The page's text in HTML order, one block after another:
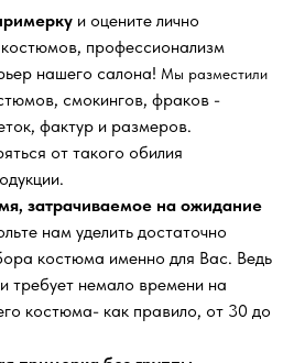
и оцените лично
профессионализм
нашего салона! Мы разместили
смокингов, фраков -
фактур и размеров.
от такого обилия
затрачиваемое на ожидание
нам уделить достаточно
костюма именно для Вас. Ведь
требует немало времени на
костюма- как правило, от 30 до